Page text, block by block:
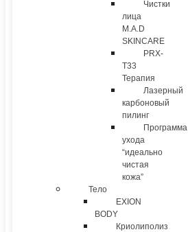
Чистки
лица
M.A.D
SKINCARE
PRX-
T33
Терапия
Лазерный
карбоновый
пилинг
Программа
ухода
“идеально
чистая
кожа”
Тело
EXION
BODY
Криолиполиз